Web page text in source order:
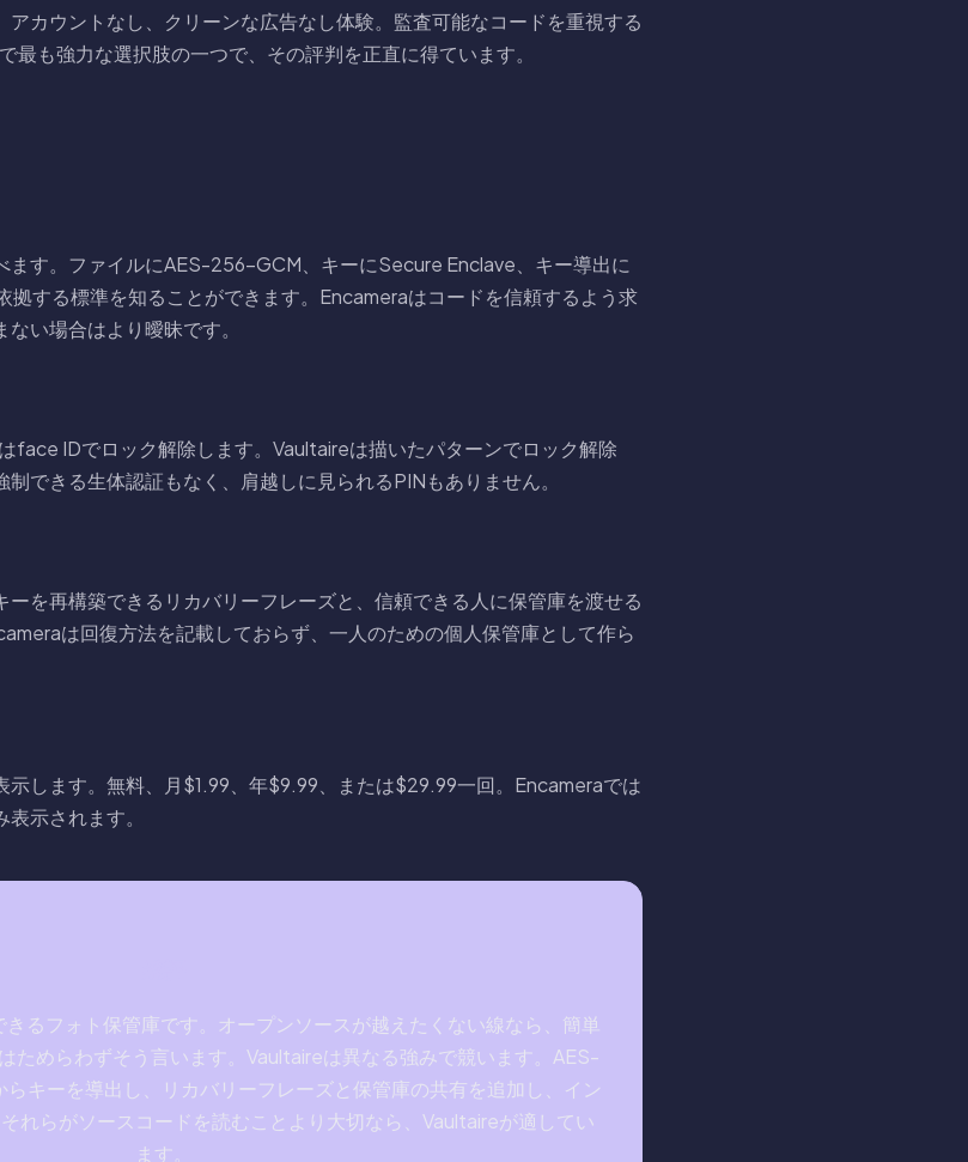
カウントなし、クリーンな広告なし体験。監査可能なコードを重視する
最も強力な選択肢の一つで、その評判を正直に得ています。
ます。ファイルにAES-256-GCM、キーにSecure Enclave、キー導出に
する標準を知ることができます。Encameraはコードを信頼するよう求
い場合はより曖昧です。
face IDでロック解除します。Vaultaireは描いたパターンでロック解除
できる生体認証もなく、肩越しに見られるPINもありません。
を再構築できるリカバリーフレーズと、信頼できる人に保管庫を渡せる
は回復方法を記載しておらず、一人のための個人保管庫として作ら
します。無料、月$1.99、年$9.99、または$29.99一回。Encameraでは
示されます。
るフォト保管庫です。オープンソースが越えたくない線なら、簡単
ためらわずそう言います。Vaultaireは異なる強みで競います。AES-
キーを導出し、リカバリーフレーズと保管庫の共有を追加し、イン
れらがソースコードを読むことより大切なら、Vaultaireが適してい
ます。